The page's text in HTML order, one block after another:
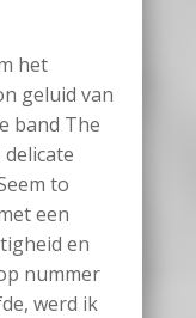
het
geluid van
band The
to
een
en
nummer
werd ik